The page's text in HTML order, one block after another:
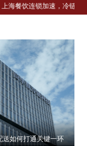
饮连锁加速，冷链配送如
2026年7月14日 1分钟
京餐饮企业如何选择冷链